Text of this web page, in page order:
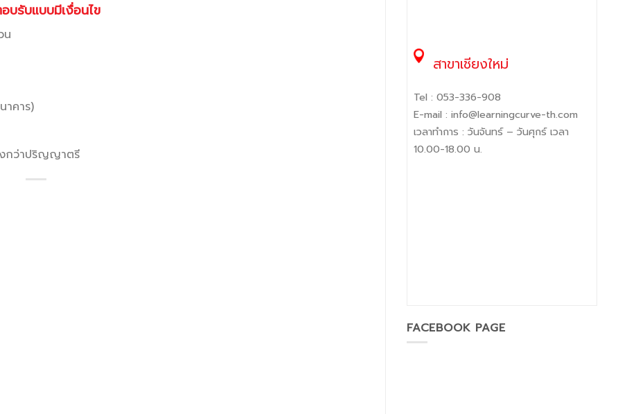
บรับแบบมีเงื่อนไข
น
าคาร)
งกว่าปริญญาตรี
สาขาเชียงใหม่
Tel : 053-336-908
E-mail : info@learningcurve-th.com
เวลาทำการ : วันจันทร์ – วันศุกร์ เวลา
10.00-18.00 น.
FACEBOOK PAGE